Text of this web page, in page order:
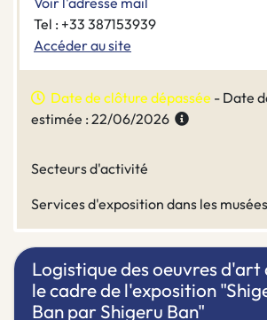
Tel : +33 387153939
Accéder au site
Date de clôture dépassée - Date
estimée : 22/06/2026
Secteurs d'activité
Services d'exposition dans les
Logistique des oeuvres d'art
le cadre de l'exposition
Ban par Shigeru Ban"